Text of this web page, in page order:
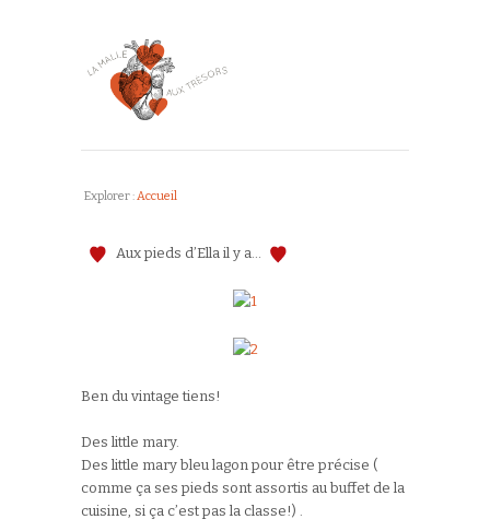
Explorer :Accueil
Aux pieds d’Ella il y a…
Ben du vintage tiens!
Des little mary.
Des little mary bleu lagon pour être précise (
comme ça ses pieds sont assortis au buffet de la
cuisine, si ça c’est pas la classe!) .